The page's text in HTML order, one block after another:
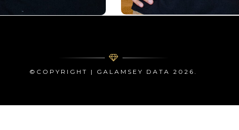
©COPYRIGHT | GALAMSEY DATA 2026.